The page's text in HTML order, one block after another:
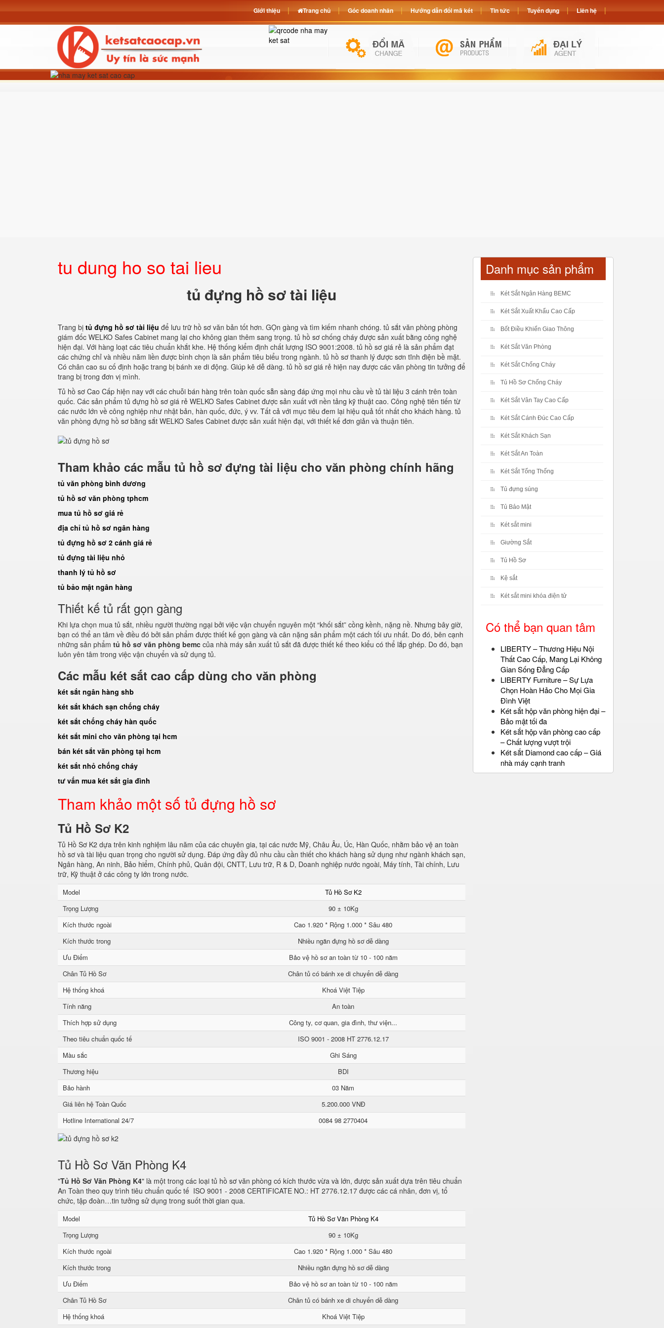
tu dung ho so tai lieu
tủ đựng hồ sơ tài liệu
Trang bị tủ đựng hồ sơ tài liệu để lưu trữ hồ sơ văn bản tốt hơn. GỌn gàng và tìm kiếm nhanh chóng. tủ sắt văn phòng phòng
giám đốc WELKO Safes Cabinet mang lại cho không gian thêm sang trọng. tủ hồ sơ chống cháy được sản xuất bằng công nghệ
hiện đại. Với hàng loạt các tiêu chuẩn khắt khe. Hệ thống kiểm định chất lượng ISO 9001:2008. tủ hồ sơ giá rẻ là sản phẩm đạt
các chứng chỉ và nhiều năm liền được bình chọn là sản phẩm tiêu biểu trong ngành. tủ hồ sơ thanh lý được sơn tĩnh điện bề mặt.
Có chân cao su cố định hoặc trang bị bánh xe di động. Giúp kê dễ dàng. tủ hồ sơ giá rẻ hiện nay được các văn phòng tin tưởng để
trang bị trong đơn vị mình.
Tủ hồ sơ Cao Cấp hiện nay với các chuỗi bán hàng trên toàn quốc sẵn sàng đáp ứng mọi nhu cầu về tủ tài liệu 3 cánh trên toàn
quốc. Các sản phẩm tủ đựng hồ sơ giá rẻ WELKO Safes Cabinet được sản xuất với nền tảng kỹ thuật cao. Công nghệ tiên tiến từ
các nước lớn về công nghiệp như nhật bản, hàn quốc, đức, ý vv. Tất cả với mục tiêu đem lại hiệu quả tốt nhất cho khách hàng. tủ
văn phòng đựng hồ sơ bằng sắt WELKO Safes Cabinet được sản xuất hiện đại, với thiết kế đơn giản và thuận tiên.
Tham khảo các mẫu tủ hồ sơ đựng tài liệu cho văn phòng chính hãng
tủ văn phòng bình dương
tủ hồ sơ văn phòng tphcm
mua tủ hồ sơ giá rẻ
địa chỉ tủ hồ sơ ngân hàng
tủ đựng hồ sơ 2 cánh giá rẻ
tủ đựng tài liệu nhỏ
thanh lý tủ hồ sơ
tủ bảo mật ngân hàng
Thiết kế tủ rất gọn gàng
Khi lựa chọn mua tủ sắt, nhiều người thường ngại bởi việc vận chuyển nguyên một “khối sắt” cồng kềnh, nặng nề. Nhưng bây giờ,
bạn có thể an tâm về điều đó bởi sản phẩm được thiết kế gọn gàng và cân nặng sản phẩm một cách tối ưu nhất. Do đó, bên cạnh
những sản phẩm tủ hồ sơ văn phòng bemc của nhà máy sản xuất tủ sắt đã được thiết kế theo kiểu có thể lắp ghép. Do đó, bạn
luôn yên tâm trong việc vận chuyển và sử dụng tủ.
Các mẫu két sắt cao cấp dùng cho văn phòng
két sắt ngân hàng shb
két sắt khách sạn chống cháy
két sắt chống cháy hàn quốc
két sắt mini cho văn phòng tại hcm
bán két sắt văn phòng tại hcm
két sắt nhỏ chống cháy
tư vấn mua két sắt gia đình
Tham khảo một số tủ đựng hồ sơ
Tủ Hồ Sơ K2
Tủ Hồ Sơ K2 dựa trên kinh nghiệm lâu năm của các chuyên gia, tại các nước Mỹ, Châu Âu, Úc, Hàn Quốc, nhằm bảo vệ an toàn
hồ sơ và tài liệu quan trọng cho người sử dụng. Đáp ứng đầy đủ nhu cầu cần thiết cho khách hàng sử dụng như ngành khách sạn,
Ngân hàng, An ninh, Bảo hiểm, Chính phủ, Quân đội, CNTT, Lưu trữ, R & D, Doanh nghiệp nước ngoài, Máy tính, Tài chính, Lưu
trữ, Kỹ thuật ở các công ty lớn trong nước.
Model
Tủ Hồ Sơ K2
Trọng Lượng
90 ± 10Kg
Kích thước ngoài
Cao 1.920 * Rộng 1.000 * Sâu 480
Kích thước trong
Nhiều ngăn đựng hồ sơ dễ dàng
Ưu Điểm
Bảo vệ hồ sơ an toàn từ 10 - 100 năm
Chân Tủ Hồ Sơ
Chân tủ có bánh xe di chuyển dễ dàng
Hệ thống khoá
Khoá Việt Tiệp
Tính năng
An toàn
Thích hợp sử dụng
Công ty, cơ quan, gia đình, thư viện...
Theo tiêu chuẩn quốc tế
ISO 9001 - 2008 HT 2776.12.17
Màu sắc
Ghi Sáng
Thương hiệu
BDI
Bảo hành
03 Năm
Giá liên hệ Toàn Quốc
5.200.000 VNĐ
Hotline International 24/7
0084 98 2770404
Tủ Hồ Sơ Văn Phòng K4
"Tủ Hồ Sơ Văn Phòng K4" là một trong các loại tủ hồ sơ văn phòng có kích thước vừa và lớn, được sản xuất dựa trên tiêu chuẩn
An Toàn theo quy trình tiêu chuẩn quốc tế ISO 9001 - 2008 CERTIFICATE NO.: HT 2776.12.17 được các cá nhân, đơn vị, tổ
chức, tập đoàn…tin tưởng sử dụng trong suốt thời gian qua.
Model
Tủ Hồ Sơ Văn Phòng K4
Trọng Lượng
90 ± 10Kg
Kích thước ngoài
Cao 1.920 * Rộng 1.000 * Sâu 480
Kích thước trong
Nhiều ngăn đựng hồ sơ dễ dàng
Ưu Điểm
Bảo vệ hồ sơ an toàn từ 10 - 100 năm
Chân Tủ Hồ Sơ
Chân tủ có bánh xe di chuyển dễ dàng
Hệ thống khoá
Khoá Việt Tiệp
Danh mục sản phẩm
Két Sắt Ngân Hàng BEMC
Két Sắt Xuất Khẩu Cao Cấp
Bốt Điều Khiển Giao Thông
Két Sắt Văn Phòng
Két Sắt Chống Cháy
Tủ Hồ Sơ Chống Cháy
Két Sắt Vân Tay Cao Cấp
Két Sắt Cánh Đúc Cao Cấp
Két Sắt Khách Sạn
Két Sắt An Toàn
Két Sắt Tổng Thống
Tủ đựng súng
Tủ Bảo Mật
Két sắt mini
Giường Sắt
Tủ Hồ Sơ
Kệ sắt
Két sắt mini khóa điện tử
Có thể bạn quan tâm
LIBERTY – Thương Hiệu Nội
Thất Cao Cấp, Mang Lại Không
Gian Sống Đẳng Cấp
LIBERTY Furniture – Sự Lựa
Chọn Hoàn Hảo Cho Mọi Gia
Đình Việt
Két sắt hộp văn phòng hiện đại –
Bảo mật tối đa
Két sắt hộp văn phòng cao cấp
– Chất lượng vượt trội
Két sắt Diamond cao cấp – Giá
nhà máy cạnh tranh
Giới thiệu Trang chủ Góc doanh nhân Hướng dẫn đổi mã két Tin tức Tuyển dụng Liên hệ